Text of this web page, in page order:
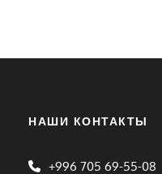
НАШИ КОНТАКТЫ
+996 705 69-55-08